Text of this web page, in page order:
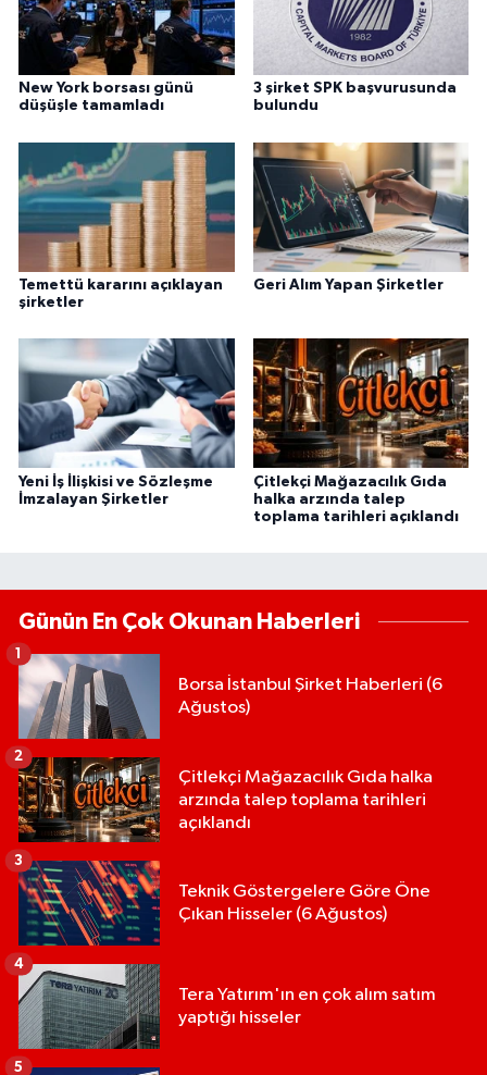
New York borsası günü
düşüşle tamamladı
3 şirket SPK başvurusunda
bulundu
Temettü kararını açıklayan
şirketler
Geri Alım Yapan Şirketler
Yeni İş İlişkisi ve Sözleşme
İmzalayan Şirketler
Çitlekçi Mağazacılık Gıda
halka arzında talep
toplama tarihleri açıklandı
Günün En Çok Okunan Haberleri
Borsa İstanbul Şirket Haberleri (6
Ağustos)
1
Çitlekçi Mağazacılık Gıda halka
arzında talep toplama tarihleri
açıklandı
2
Teknik Göstergelere Göre Öne
Çıkan Hisseler (6 Ağustos)
3
Tera Yatırım'ın en çok alım satım
yaptığı hisseler
4
5